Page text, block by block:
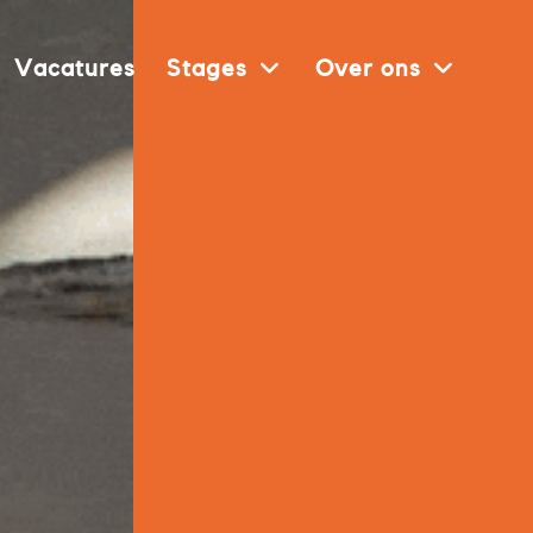
Vacatures Stages Over ons